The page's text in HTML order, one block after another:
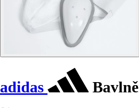
adidas